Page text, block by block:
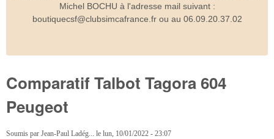
Michel BOCHU à l'adresse mail suivant :
boutiquecsf@clubsimcafrance.fr ou au 06.09.20.37.02
Comparatif Talbot Tagora 604
Peugeot
Soumis par Jean-Paul Ladég... le lun, 10/01/2022 - 23:07